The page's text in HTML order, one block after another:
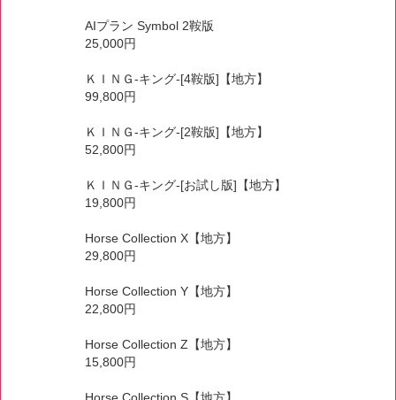
AIプラン Symbol 2鞍版
25,000円
ＫＩＮＧ-キング-[4鞍版]【地方】
99,800円
ＫＩＮＧ-キング-[2鞍版]【地方】
52,800円
ＫＩＮＧ-キング-[お試し版]【地方】
19,800円
Horse Collection X【地方】
29,800円
Horse Collection Y【地方】
22,800円
Horse Collection Z【地方】
15,800円